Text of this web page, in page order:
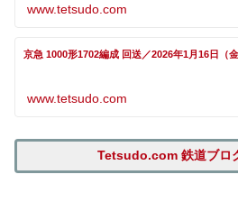
www.tetsudo.com
京急 1000形1702編成 回送／2026年1月16日（
www.tetsudo.com
Tetsudo.com 鉄道ブロ